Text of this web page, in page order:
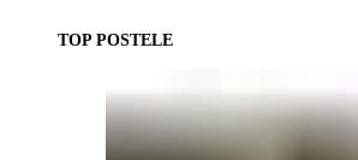
TOP POSTELE